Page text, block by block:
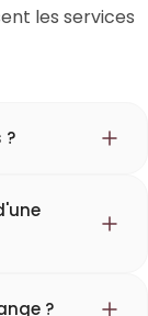
les services
?
?